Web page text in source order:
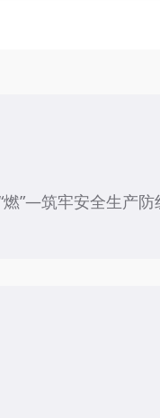
燃”—筑牢安全生产防